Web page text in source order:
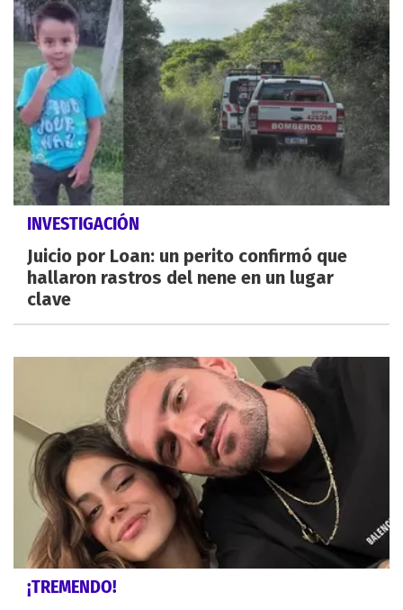
INVESTIGACIÓN
Juicio por Loan: un perito confirmó que
hallaron rastros del nene en un lugar
clave
¡TREMENDO!